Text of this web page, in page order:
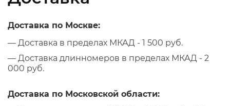
Доставка по Москве:
— Доставка в пределах МКАД - 1 500 руб.
— Доставка длинномеров в пределах МКАД - 2
000 руб.
Доставка по Московской области: